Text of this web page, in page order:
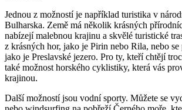
Jednou z možností je například turistika v
Bulharska. Země má několik krásných
nabízejí malebnou krajinu a skvělé turistické
z krásných hor, jako je Pirin nebo Rila, nebo
jako je Preslavské jezero. Pro ty, kteří chtějí
také možnost horského cyklistiky, která vás
krajinou.
Další možností jsou vodní sporty. Můžete se